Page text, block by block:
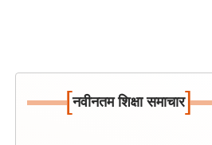
[नवीनतम शिक्षा समाचार]